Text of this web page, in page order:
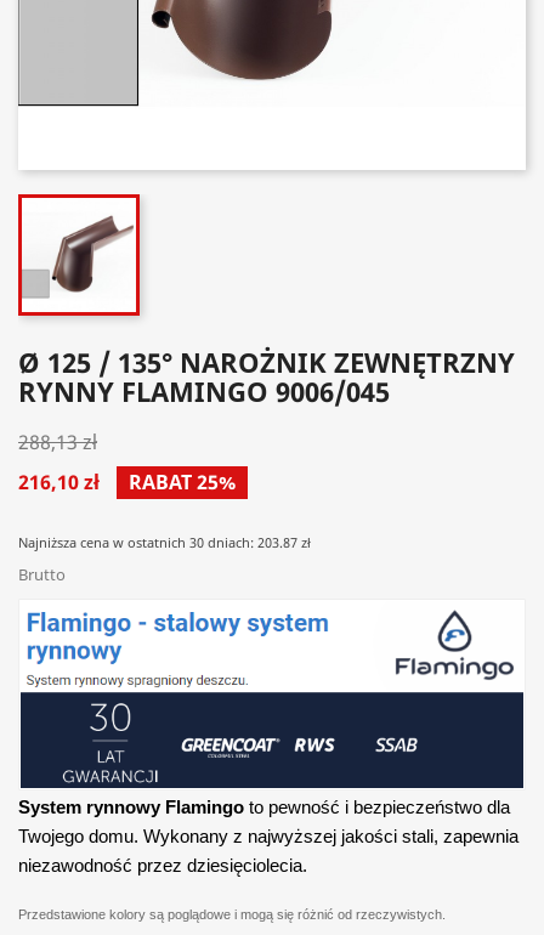
Ø 125 / 135° NAROŻNIK ZEWNĘTRZNY
RYNNY FLAMINGO 9006/045
288,13 zł
216,10 zł
RABAT 25%
Najniższa cena w ostatnich 30 dniach: 203.87 zł
Brutto
System rynnowy Flamingo to pewność i bezpieczeństwo dla
Twojego domu. Wykonany z najwyższej jakości stali, zapewnia
niezawodność przez dziesięciolecia.
Przedstawione kolory są poglądowe i mogą się różnić od rzeczywistych.